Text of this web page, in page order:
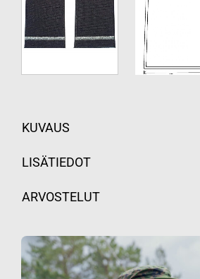
KUVAUS
LISÄTIEDOT
ARVOSTELUT